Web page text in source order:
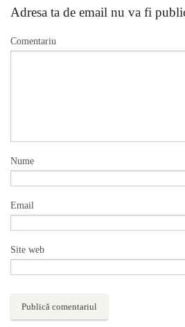
Adresa ta de email nu va fi
Comentariu
Nume
Email
Site web